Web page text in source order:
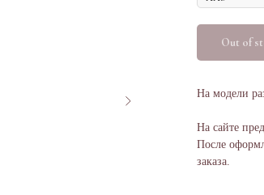
Out of
На модели
На сайте
После
заказа.